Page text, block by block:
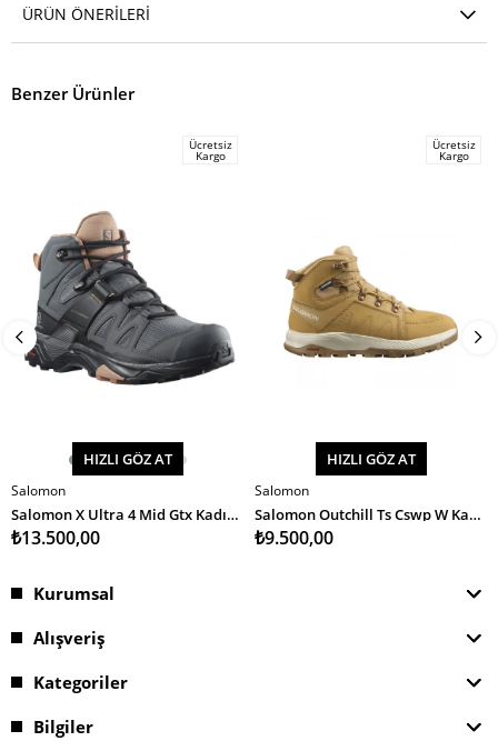
ÜRÜN ÖNERILERI
Benzer Ürünler
SEPETE EKLE
Ücretsiz
Kargo
HIZLI GÖZ AT
Salomon
Salomon X Ultra 4 Mid Gtx Kadın Bot
₺13.500,00
SEPETE EKLE
Ücretsiz
Kargo
HIZLI GÖZ AT
Salomon
Salomon Outchill Ts Cswp W Kadın Bot
₺9.500,00
Kurumsal
Alışveriş
Kategoriler
Bilgiler